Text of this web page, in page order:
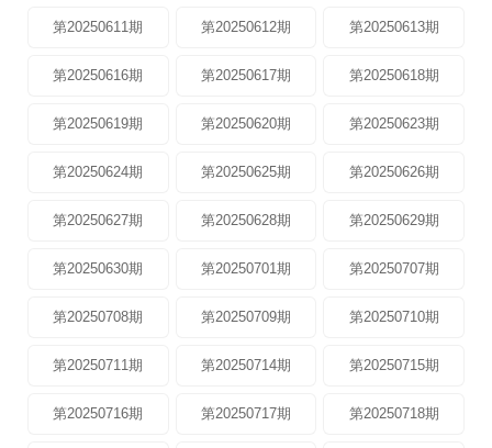
第20250611期 第20250612期 第20250613期
第20250616期 第20250617期 第20250618期
第20250619期 第20250620期 第20250623期
第20250624期 第20250625期 第20250626期
第20250627期 第20250628期 第20250629期
第20250630期 第20250701期 第20250707期
第20250708期 第20250709期 第20250710期
第20250711期 第20250714期 第20250715期
第20250716期 第20250717期 第20250718期